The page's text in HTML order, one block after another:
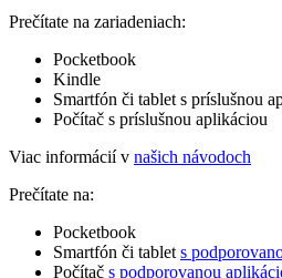
Prečítate na zariadeniach:
Pocketbook
Kindle
Smartfón či tablet s príslušnou
Počítač s príslušnou aplikáciou
Viac informácií v našich návodoch
Prečítate na:
Pocketbook
Smartfón či tablet s
Počítač s podporovanou